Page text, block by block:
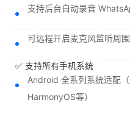
支持后台自动录音
可远程开启麦克风监听周
✅ 支持所有手机系统
Android 全系列系统适配
HarmonyOS等）